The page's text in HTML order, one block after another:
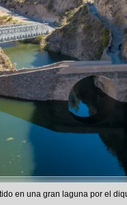
en una gran laguna por el